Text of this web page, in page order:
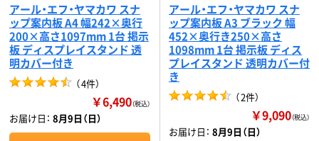
アール・エフ・ヤマカワ スナ
ップ案内板 A4 幅242×奥行
200×高さ1097mm 1台 掲示
板 ディスプレイスタンド 透
明カバー付き
（4件）
￥6,490（税込）
お届け日： 8月9日（日）
アール・エフ・ヤマカワ スナ
ップ案内板 A3 ブラック 幅
452×奥行き250×高さ
1098mm 1台 掲示板 ディス
プレイスタンド 透明カバー付
き
（2件）
￥9,090（税込）
お届け日： 8月9日（日）